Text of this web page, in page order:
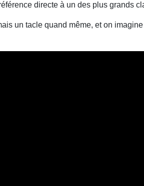
directe à un des plus grands
un tacle quand même, et on